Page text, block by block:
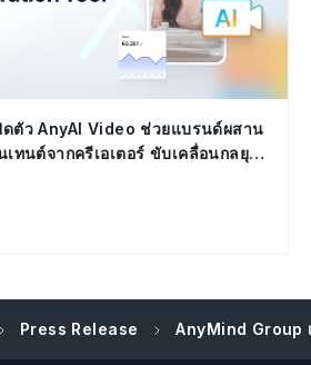
ตัว AnyAI Video ช่วยแบรนด์ผสาน
ครีเอเตอร์ ขับเคลื่อนกลยุทธ์
Press Release AnyMind Group